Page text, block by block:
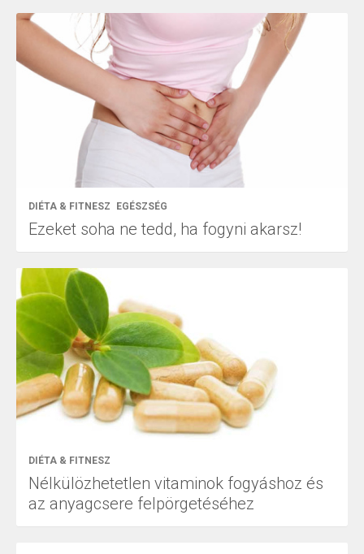
DIÉTA & FITNESZ EGÉSZSÉG
Ezeket soha ne tedd, ha fogyni akarsz!
DIÉTA & FITNESZ
Nélkülözhetetlen vitaminok fogyáshoz és
az anyagcsere felpörgetéséhez